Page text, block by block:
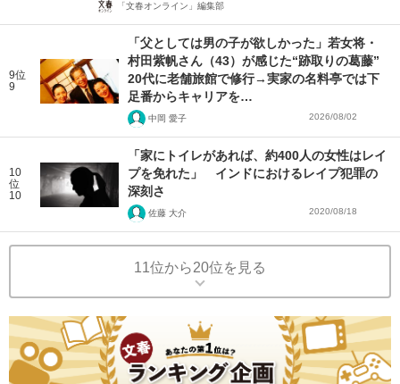
「文春オンライン」編集部
9位
9
「父としては男の子が欲しかった」若女将・
村田紫帆さん（43）が感じた“跡取りの葛藤”
20代に老舗旅館で修行→実家の名料亭では下
足番からキャリアを…
中岡 愛子 2026/08/02
10
位
10
「家にトイレがあれば、約400人の女性はレイ
プを免れた」 インドにおけるレイプ犯罪の
深刻さ
佐藤 大介 2020/08/18
11位から20位を見る